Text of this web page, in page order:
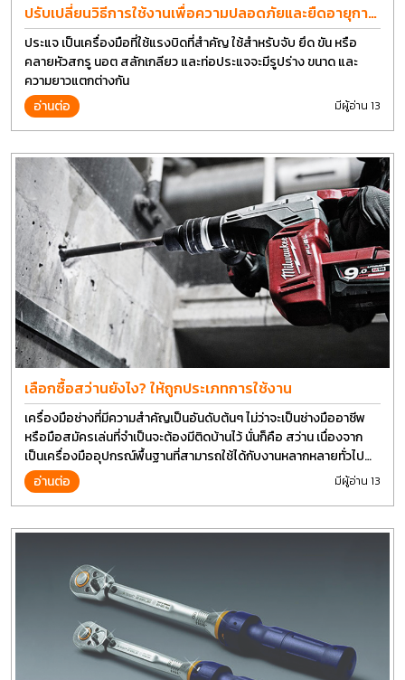
ปรับเปลี่ยนวิธีการใช้งานเพื่อความปลอดภัยและยืดอายุการ
ใช้งานประแจได้อีกนาน
ประแจ เป็นเครื่องมือที่ใช้แรงบิดที่สำคัญ ใช้สำหรับจับ ยึด ขัน หรือ
คลายหัวสกรู นอต สลักเกลียว และท่อประแจจะมีรูปร่าง ขนาด และ
ความยาวแตกต่างกัน
อ่านต่อ
มีผู้อ่าน 13
เลือกซื้อสว่านยังไง? ให้ถูกประเภทการใช้งาน
เครื่องมือช่างที่มีความสำคัญเป็นอันดับต้นๆ ไม่ว่าจะเป็นช่างมืออาชีพ
หรือมือสมัครเล่นที่จำเป็นจะต้องมีติดบ้านไว้ นั่นก็คือ สว่าน เนื่องจาก
เป็นเครื่องมืออุปกรณ์พื้นฐานที่สามารถใช้ได้กับงานหลากหลายทั่วไป
เรียกว่า เป็นเครื่องมือที่ใช้ง่าย ใครๆก็สามารถใช้ได้
อ่านต่อ มีผู้อ่าน 13